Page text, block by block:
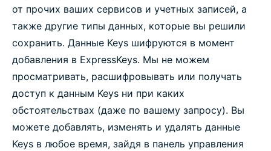
от прочих ваших сервисов и учетных записей, а
также другие типы данных, которые вы решили
сохранить. Данные Keys шифруются в момент
добавления в ExpressKeys. Мы не можем
просматривать, расшифровывать или получать
доступ к данным Keys ни при каких
обстоятельствах (даже по вашему запросу). Вы
можете добавлять, изменять и удалять данные
Keys в любое время, зайдя в панель управления